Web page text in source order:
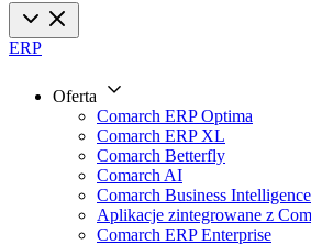
ERP
Oferta
Comarch ERP Optima
Comarch ERP XL
Comarch Betterfly
Comarch AI
Comarch Business Intelligence
Aplikacje zintegrowane z
Comarch ERP Enterprise